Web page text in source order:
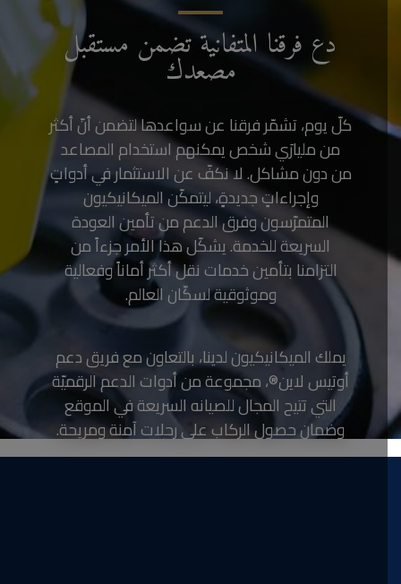
دع فرقنا المتفانية تضمن مستقبل
مصعدك
كلّ يوم، تشمّر فرقنا عن سواعدها لتضمن أنّ أكثر
من مليارَي شخص يمكنهم استخدام المصاعد
من دون مشاكل. لا نكفّ عن الاستثمار في أدواتٍ
وإجراءاتٍ جديدةٍ، ليتمكّن الميكانيكيون
المتمرّسون وفرق الدعم من تأمين العودة
السريعة للخدمة. يشكّل هذا الأمر جزءاً من
التزامنا بتأمين خدمات نقل أكثر أماناً وفعالية
وموثوقية لسكّان العالم.
يملك الميكانيكيون لدينا، بالتعاون مع فريق دعم
أوتيس لاين®، مجموعة من أدوات الدعم الرقميّة
التي تتيح المجال للصيانه السريعة في الموقع
وضمان حصول الركاب على رحلات آمنة ومريحة.